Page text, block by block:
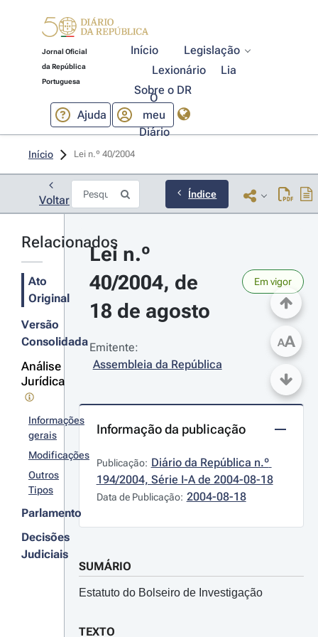
Jornal Oficial
da República
Portuguesa
Início
Legislação
Lexionário
Lia
Sobre o DR
Ajuda
O
meu
Diário
Início Lei n.º 40/2004
Voltar Índice
Relacionados
Ato
Original
Versão
Consolidada
Análise
Jurídica
Informações
gerais
Modificações
Outros
Tipos
Parlamento
Decisões
Judiciais
Lei n.º
40/2004, de
18 de agosto
Em vigor
Emitente:
Assembleia da República
Informação da publicação
Publicação: Diário da República n.º
194/2004, Série I-A de 2004-08-18
Data de Publicação: 2004-08-18
SUMÁRIO
Estatuto do Bolseiro de Investigação
TEXTO
AA